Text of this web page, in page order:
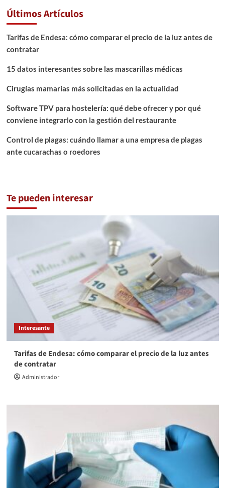
Últimos Artículos
Tarifas de Endesa: cómo comparar el precio de la luz antes de
contratar
15 datos interesantes sobre las mascarillas médicas
Cirugías mamarias más solicitadas en la actualidad
Software TPV para hostelería: qué debe ofrecer y por qué
conviene integrarlo con la gestión del restaurante
Control de plagas: cuándo llamar a una empresa de plagas
ante cucarachas o roedores
Te pueden interesar
Interesante
Tarifas de Endesa: cómo comparar el precio de la luz antes
de contratar
Administrador